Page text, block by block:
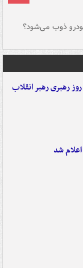
ذوب می‌شود؟
شد